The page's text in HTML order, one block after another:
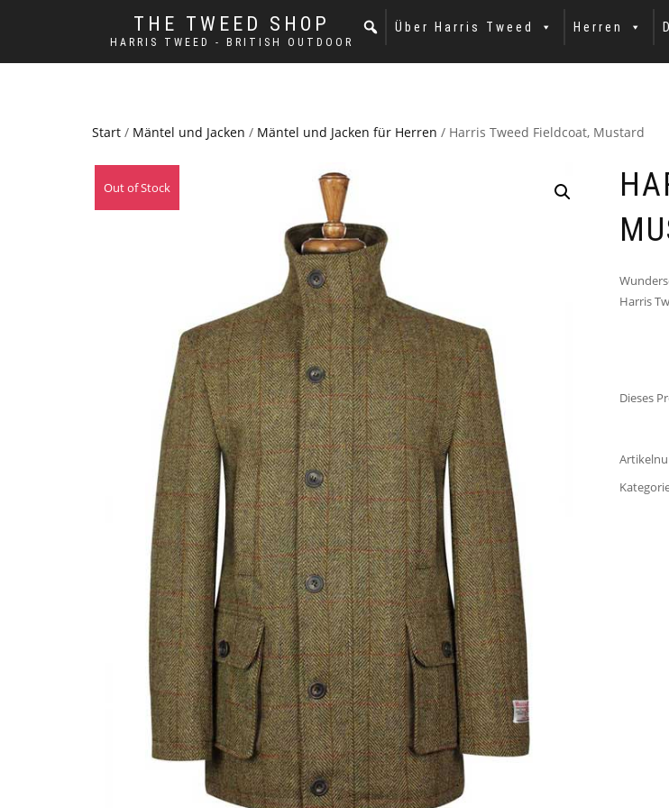
THE TWEED SHOP
HARRIS TWEED - BRITISH OUTDOOR
Über Harris Tweed Herren
Start / Mäntel und Jacken / Mäntel und Jacken für Herren / Harris Tweed Fieldcoat, Mustard
Out of Stock
Harris
Dieses